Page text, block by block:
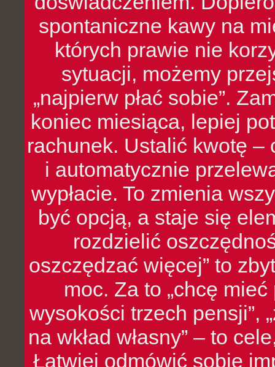
spontaniczne kawy na
których prawie nie
sytuacji, możemy
„najpierw płać sobie”.
koniec miesiąca, lepiej
rachunek. Ustalić kwotę
i automatycznie
wypłacie. To zmienia
być opcją, a staje się
rozdzielić
oszczędzać więcej” to
moc. Za to „chcę
wysokości trzech pensji”,
na wkład własny” – to
Łatwiej odmówić sobie